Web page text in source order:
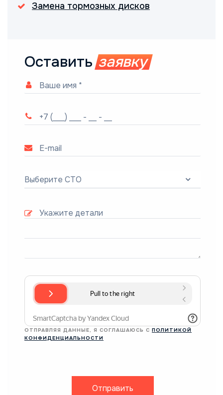
Замена тормозных дисков
Оставить заявку
Выберите СТО
ОТПРАВЛЯЯ ДАННЫЕ, Я СОГЛАШАЮСЬ С ПОЛИТИКОЙ
КОНФИДЕНЦИАЛЬНОСТИ
Отправить